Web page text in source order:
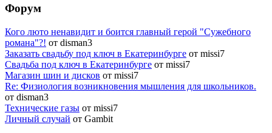
Форум
Кого люто ненавидит и боится главный герой "Сужебного
романа"?! от disman3
Заказать свадьбу под ключ в Екатеринбурге от missi7
Cвадьба под ключ в Екатеринбурге от missi7
Магазин шин и дисков от missi7
Re: Физиология возникновения мышления для школьников.
от disman3
Технические газы от missi7
Личный случай от Gambit